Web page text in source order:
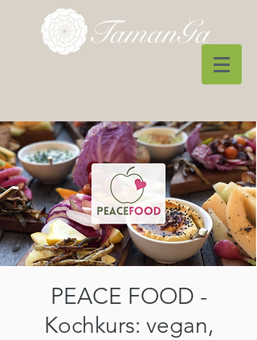
PEACE FOOD -
Kochkurs: vegan,